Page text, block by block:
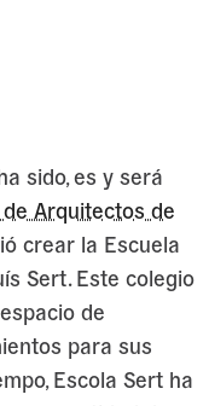
sido, es y será
Arquitectos de
crear la Escuela
Sert. Este colegio
de
para sus
Escola Sert ha